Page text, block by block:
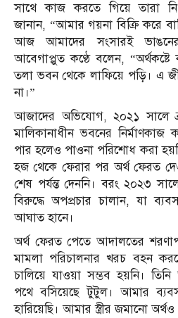
সাথে কাজ করতে গিয়ে তারা
জানান, “আমার গয়না বিক্রি করে
আজ আমাদের সংসারই
আবেগাপ্লুত কণ্ঠে বলেন,
তলা ভবন থেকে লাফিয়ে পড়ি। এ
না।”
আজাদের অভিযোগ, ২০২১ সালে
মালিকানাধীন ভবনের নির্মাণকাজ
পার হলেও পাওনা পরিশোধ করা
হজ থেকে ফেরার পর অর্থ ফেরত
শেষ পর্যন্ত দেননি। বরং ২০২৩
বিরুদ্ধে অপপ্রচার চালান, যা
আঘাত হানে।
অর্থ ফেরত পেতে আদালতের
মামলা পরিচালনার খরচ বহন
চালিয়ে যাওয়া সম্ভব হয়নি।
পথে বসিয়েছে টুটুল। আমার
হারিয়েছি। আমার স্ত্রীর জমানো